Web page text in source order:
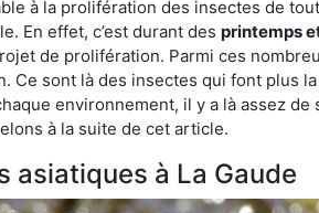
à la prolifération des insectes de
En effet, c’est durant des printemps
de prolifération. Parmi ces
sont là des insectes qui font plus
environnement, il y a là assez
à la suite de cet article.
asiatiques à La Gaude